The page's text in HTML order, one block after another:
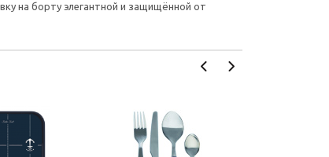
на борту элегантной и защищённой от